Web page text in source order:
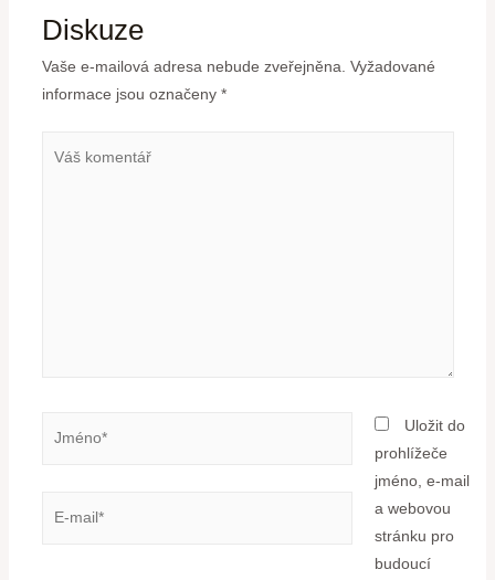
Diskuze
Vaše e-mailová adresa nebude zveřejněna. Vyžadované
informace jsou označeny *
Uložit do
prohlížeče
jméno, e-mail
a webovou
stránku pro
budoucí